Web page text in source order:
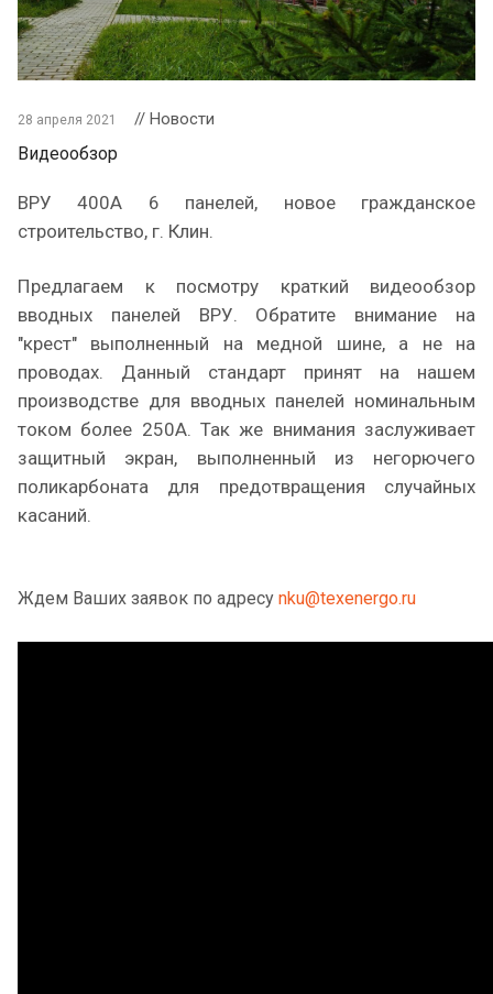
28 апреля 2021 // Новости
Видеообзор
ВРУ 400А 6 панелей, новое гражданское
строительство, г. Клин.
Предлагаем к посмотру краткий видеообзор
вводных панелей ВРУ. Обратите внимание на
"крест" выполненный на медной шине, а не на
проводах. Данный стандарт принят на нашем
производстве для вводных панелей номинальным
током более 250А. Так же внимания заслуживает
защитный экран, выполненный из негорючего
поликарбоната для предотвращения случайных
касаний.
Ждем Ваших заявок по адресу nku@texenergo.ru